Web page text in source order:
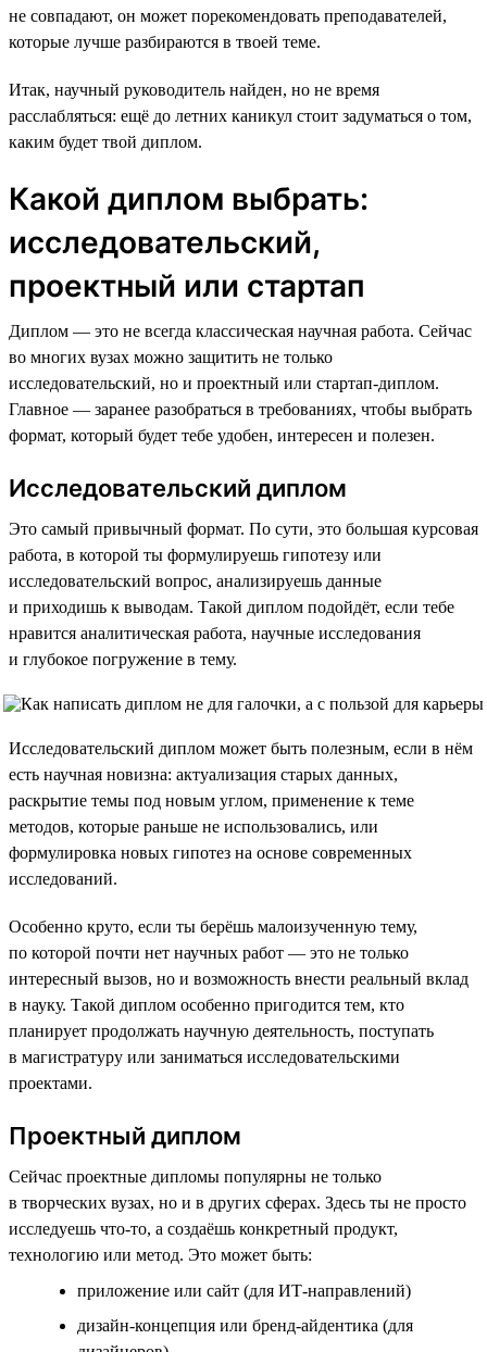
не совпадают, он может порекомендовать преподавателей,
которые лучше разбираются в твоей теме.
Итак, научный руководитель найден, но не время
расслабляться: ещё до летних каникул стоит задуматься о том,
каким будет твой диплом.
Какой диплом выбрать:
исследовательский,
проектный или стартап
Диплом — это не всегда классическая научная работа. Сейчас
во многих вузах можно защитить не только
исследовательский, но и проектный или стартап-диплом.
Главное — заранее разобраться в требованиях, чтобы выбрать
формат, который будет тебе удобен, интересен и полезен.
Исследовательский диплом
Это самый привычный формат. По сути, это большая курсовая
работа, в которой ты формулируешь гипотезу или
исследовательский вопрос, анализируешь данные
и приходишь к выводам. Такой диплом подойдёт, если тебе
нравится аналитическая работа, научные исследования
и глубокое погружение в тему.
Исследовательский диплом может быть полезным, если в нём
есть научная новизна: актуализация старых данных,
раскрытие темы под новым углом, применение к теме
методов, которые раньше не использовались, или
формулировка новых гипотез на основе современных
исследований.
Особенно круто, если ты берёшь малоизученную тему,
по которой почти нет научных работ — это не только
интересный вызов, но и возможность внести реальный вклад
в науку. Такой диплом особенно пригодится тем, кто
планирует продолжать научную деятельность, поступать
в магистратуру или заниматься исследовательскими
проектами.
Проектный диплом
Сейчас проектные дипломы популярны не только
в творческих вузах, но и в других сферах. Здесь ты не просто
исследуешь что-то, а создаёшь конкретный продукт,
технологию или метод. Это может быть:
приложение или сайт (для ИТ-направлений)
дизайн-концепция или бренд-айдентика (для